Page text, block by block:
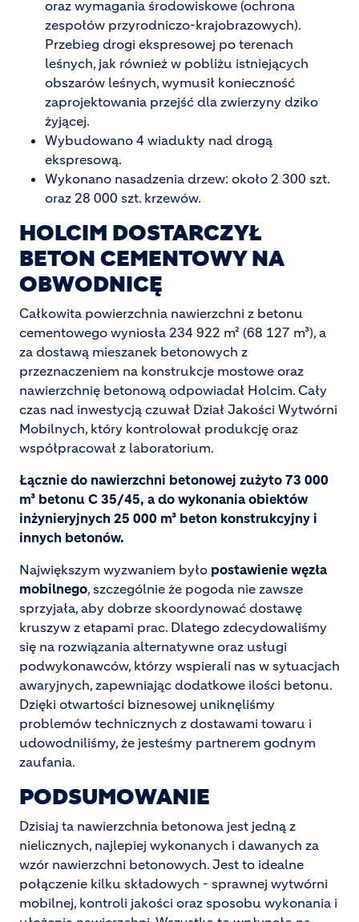
oraz wymagania środowiskowe (ochrona
zespołów przyrodniczo-krajobrazowych).
Przebieg drogi ekspresowej po terenach
leśnych, jak również w pobliżu istniejących
obszarów leśnych, wymusił konieczność
zaprojektowania przejść dla zwierzyny dziko
żyjącej.
Wybudowano 4 wiadukty nad drogą
ekspresową.
Wykonano nasadzenia drzew: około 2 300 szt.
oraz 28 000 szt. krzewów.
HOLCIM DOSTARCZYŁ
BETON CEMENTOWY NA
OBWODNICĘ
Całkowita powierzchnia nawierzchni z betonu
cementowego wyniosła 234 922 m² (68 127 m³), a
za dostawą mieszanek betonowych z
przeznaczeniem na konstrukcje mostowe oraz
nawierzchnię betonową odpowiadał Holcim. Cały
czas nad inwestycją czuwał Dział Jakości Wytwórni
Mobilnych, który kontrolował produkcję oraz
współpracował z laboratorium.
Łącznie do nawierzchni betonowej zużyto 73 000
m³ betonu C 35/45, a do wykonania obiektów
inżynieryjnych 25 000 m³ beton konstrukcyjny i
innych betonów.
Największym wyzwaniem było postawienie węzła
mobilnego, szczególnie że pogoda nie zawsze
sprzyjała, aby dobrze skoordynować dostawę
kruszyw z etapami prac. Dlatego zdecydowaliśmy
się na rozwiązania alternatywne oraz usługi
podwykonawców, którzy wspierali nas w sytuacjach
awaryjnych, zapewniając dodatkowe ilości betonu.
Dzięki otwartości biznesowej uniknęliśmy
problemów technicznych z dostawami towaru i
udowodniliśmy, że jesteśmy partnerem godnym
zaufania.
PODSUMOWANIE
Dzisiaj ta nawierzchnia betonowa jest jedną z
nielicznych, najlepiej wykonanych i dawanych za
wzór nawierzchni betonowych. Jest to idealne
połączenie kilku składowych - sprawnej wytwórni
mobilnej, kontroli jakości oraz sposobu wykonania i